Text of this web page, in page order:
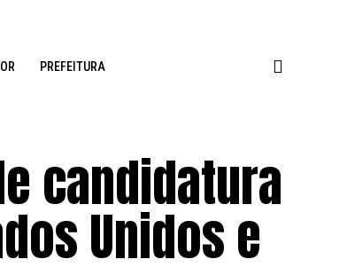
PREFEITURA
candidatura
Unidos e